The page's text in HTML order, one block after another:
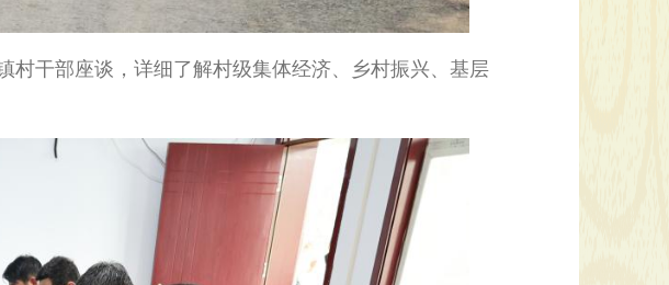
干部座谈，详细了解村级集体经济、乡村振兴、基层